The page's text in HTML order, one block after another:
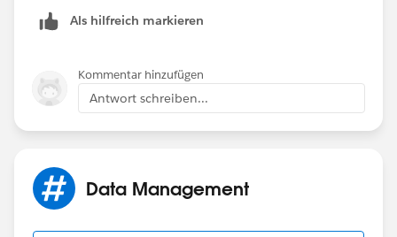
Als hilfreich markieren
Kommentar hinzufügen
Antwort schreiben...
Data Management